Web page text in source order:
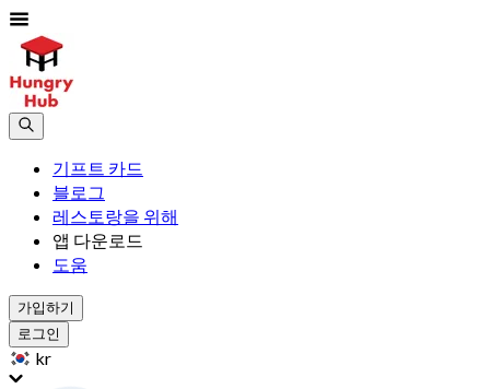
기프트 카드
블로그
레스토랑을 위해
앱 다운로드
도움
가입하기
로그인
kr